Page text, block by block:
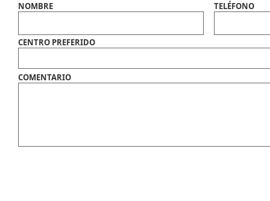
NOMBRE TELÉFONO
CENTRO PREFERIDO
COMENTARIO